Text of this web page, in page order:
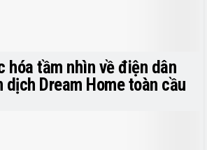
hóa tầm nhìn về điện dân
dịch Dream Home toàn cầu